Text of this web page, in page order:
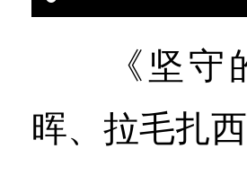
《坚守的
晖、拉毛扎